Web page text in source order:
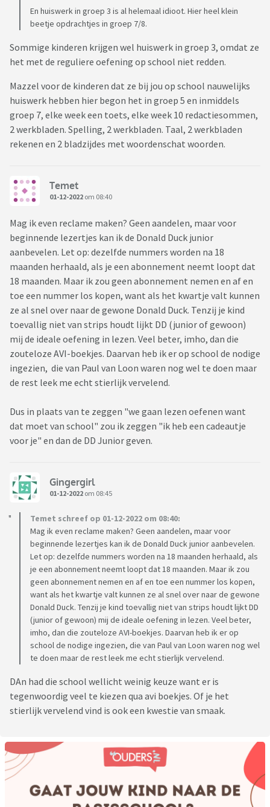
En huiswerk in groep 3 is al helemaal idioot. Hier heel klein
beetje opdrachtjes in groep 7/8.
Sommige kinderen krijgen wel huiswerk in groep 3, omdat ze
het met de reguliere oefening op school niet redden.
Mazzel voor de kinderen dat ze bij jou op school nauwelijks
huiswerk hebben hier begon het in groep 5 en inmiddels
groep 7, elke week een toets, elke week 10 redactiesommen,
2 werkbladen. Spelling, 2 werkbladen. Taal, 2 werkbladen
rekenen en 2 bladzijdes met woordenschat woorden.
Temet
01-12-2022 om 08:40
Mag ik even reclame maken? Geen aandelen, maar voor
beginnende lezertjes kan ik de Donald Duck junior
aanbevelen. Let op: dezelfde nummers worden na 18
maanden herhaald, als je een abonnement neemt loopt dat
18 maanden. Maar ik zou geen abonnement nemen en af en
toe een nummer los kopen, want als het kwartje valt kunnen
ze al snel over naar de gewone Donald Duck. Tenzij je kind
toevallig niet van strips houdt lijkt DD (junior of gewoon)
mij de ideale oefening in lezen. Veel beter, imho, dan die
zouteloze AVI-boekjes. Daarvan heb ik er op school de nodige
ingezien, die van Paul van Loon waren nog wel te doen maar
de rest leek me echt stierlijk vervelend.
Dus in plaats van te zeggen "we gaan lezen oefenen want
dat moet van school" zou ik zeggen "ik heb een cadeautje
voor je" en dan de DD Junior geven.
Gingergirl
01-12-2022 om 08:45
Temet schreef op 01-12-2022 om 08:40:
Mag ik even reclame maken? Geen aandelen, maar voor
beginnende lezertjes kan ik de Donald Duck junior aanbevelen.
Let op: dezelfde nummers worden na 18 maanden herhaald, als
je een abonnement neemt loopt dat 18 maanden. Maar ik zou
geen abonnement nemen en af en toe een nummer los kopen,
want als het kwartje valt kunnen ze al snel over naar de gewone
Donald Duck. Tenzij je kind toevallig niet van strips houdt lijkt DD
(junior of gewoon) mij de ideale oefening in lezen. Veel beter,
imho, dan die zouteloze AVI-boekjes. Daarvan heb ik er op
school de nodige ingezien, die van Paul van Loon waren nog wel
te doen maar de rest leek me echt stierlijk vervelend.
DAn had die school wellicht weinig keuze want er is
tegenwoordig veel te kiezen qua avi boekjes. Of je het
stierlijk vervelend vind is ook een kwestie van smaak.